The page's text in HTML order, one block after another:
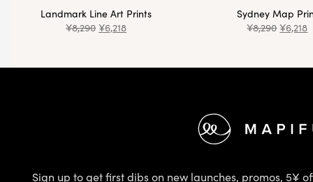
Landmark Line Art Prints
¥8,290 ¥6,218
Sydney Map
¥8,290 ¥6,218
Sign up to get first dibs on new launches, promos, 5¥